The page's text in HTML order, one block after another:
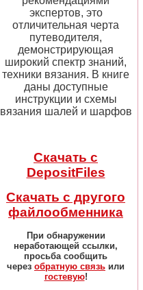
экспертов, это
отличительная черта
путеводителя,
демонстрирующая
широкий спектр знаний,
техники вязания. В книге
даны доступные
инструкции и схемы
вязания шалей и шарфов
Скачать с
DepositFiles
Скачать с другого
файлообменника
При обнаружении
неработающей ссылки,
просьба сообщить
через обратную связь или
гостевую!